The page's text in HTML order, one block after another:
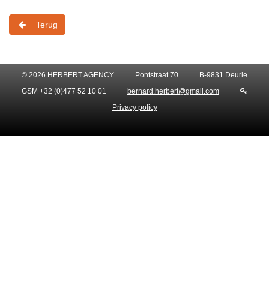
Terug
© 2026 HERBERT AGENCY Pontstraat 70
B-9831 Deurle
GSM +32 (0)477 52 10 01
bernard.herbert@gmail.com
Privacy policy